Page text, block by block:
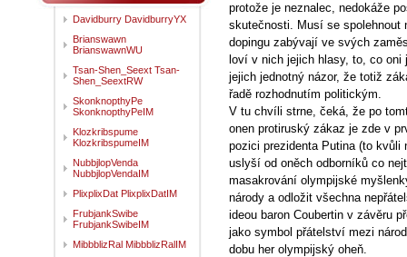
protože je neznalec, nedokáže
skutečnosti. Musí se spolehnout
dopingu zabývají ve svých
loví v nich jejich hlasy, to, co
jejich jednotný názor, že totiž
řadě rozhodnutím politickým.
V tu chvíli strne, čeká, že po
onen protiruský zákaz je zde v
pozici prezidenta Putina (to kvůli
uslyší od oněch odborníků co
masakrování olympijské
národy a odložit všechna
ideou baron Coubertin v závěru
jako symbol přátelství mezi
dobu her olympijský oheň.
Davidburry DavidburryYX
Brianswawn
BrianswawnWU
Tsan-Shen_Seext Tsan-
Shen_SeextRW
SkonknopthyPe
SkonknopthyPeIM
Klozkribspume
KlozkribspumeIM
NubbjlopVenda
NubbjlopVendaIM
PlixplixDat PlixplixDatIM
FrubjankSwibe
FrubjankSwibeIM
MibbblizRal MibbblizRalIM